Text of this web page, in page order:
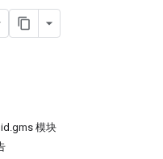
模块